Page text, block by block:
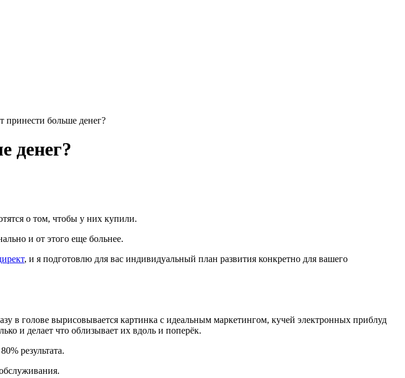
принести больше денег?
денег?
о том, чтобы у них купили.
и от этого еще больнее.
, и я подготовлю для вас индивидуальный план развития конкретно для вашего
в голове вырисовывается картинка с идеальным маркетингом, кучей электронных приблуд
и делает что облизывает их вдоль и поперёк.
результата.